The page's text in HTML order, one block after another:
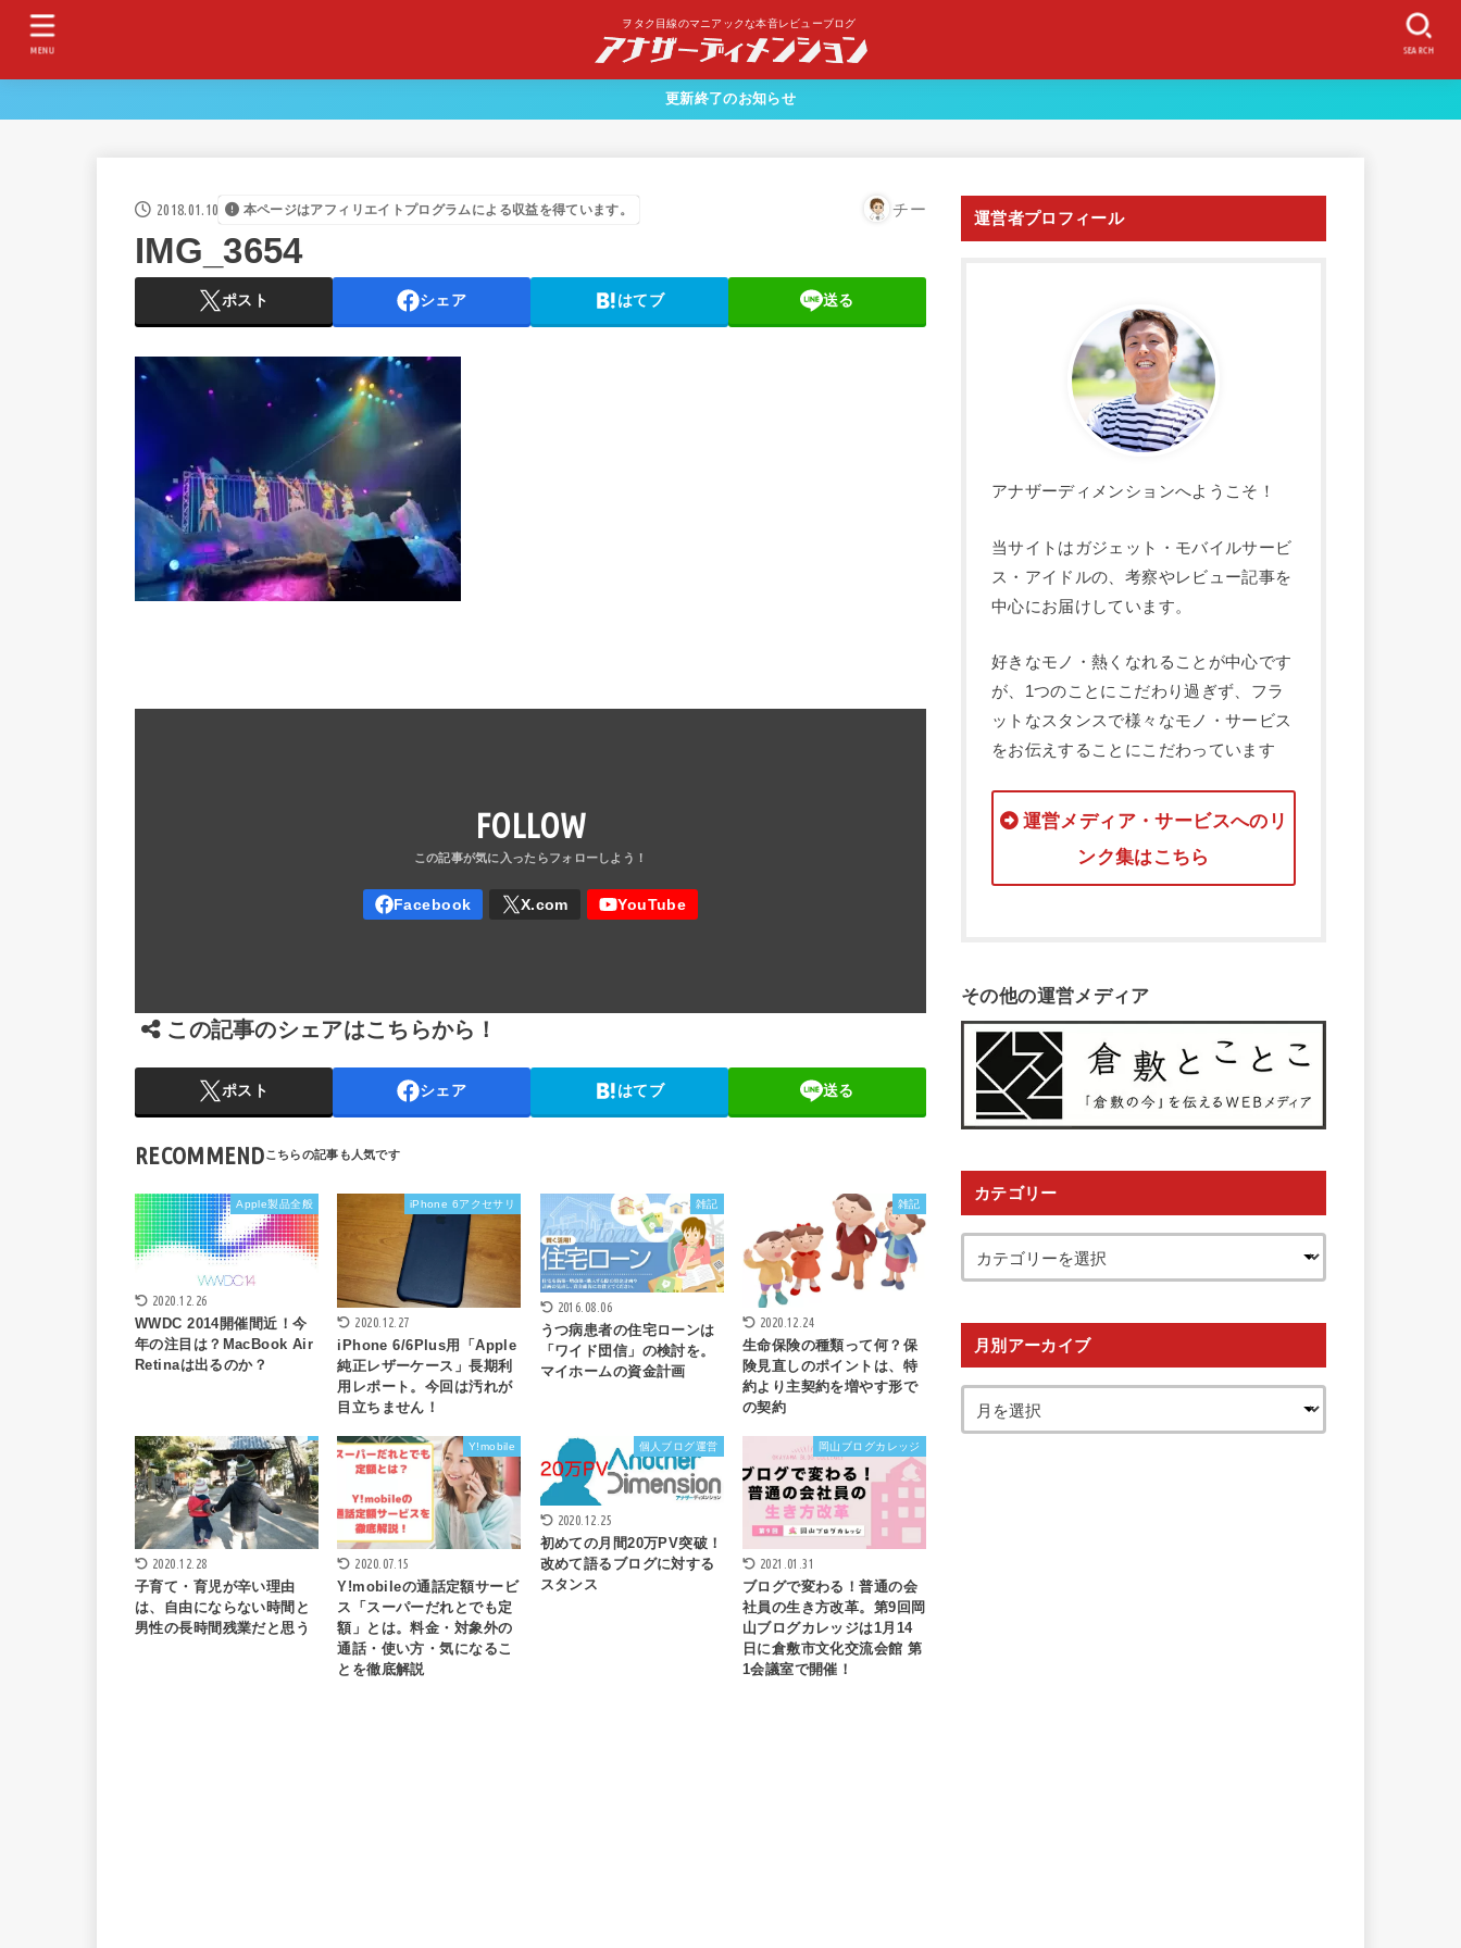
ヲタク目線のマニアックな本音レビューブログ
SEARCH
MENU
更新終了のお知らせ
2018.01.10 本ページはアフィリエイトプログラムによる収益を得ています。 チー
IMG_3654
ポスト シェア はてブ 送る
FOLLOW
この記事のシェアはこちらから！
ポスト シェア はてブ 送る
RECOMMEND
Apple製品全般
2020.12.26
WWDC 2014開催間近！今
年の注目は？MacBook Air
Retinaは出るのか？
iPhone 6アクセサリ
2020.12.27
iPhone 6/6Plus用「Apple
純正レザーケース」長期利
用レポート。今回は汚れが
目立ちません！
雑記
2016.08.06
うつ病患者の住宅ローンは
「ワイド団信」の検討を。
マイホームの資金計画
雑記
2020.12.24
生命保険の種類って何？保
険見直しのポイントは、特
約より主契約を増やす形で
の契約
2020.12.28
子育て・育児が辛い理由
は、自由にならない時間と
男性の長時間残業だと思う
Y!mobile
2020.07.15
Y!mobileの通話定額サービ
ス「スーパーだれとでも定
額」とは。料金・対象外の
通話・使い方・気になるこ
とを徹底解説
個人ブログ運営
2020.12.25
初めての月間20万PV突破！
改めて語るブログに対する
スタンス
岡山ブログカレッジ
2021.01.31
ブログで変わる！普通の会
社員の生き方改革。第9回岡
山ブログカレッジは1月14
日に倉敷市文化交流会館 第
1会議室で開催！
運営者プロフィール
アナザーディメンションへようこそ！
当サイトはガジェット・モバイルサービ
ス・アイドルの、考察やレビュー記事を
中心にお届けしています。
好きなモノ・熱くなれることが中心です
が、1つのことにこだわり過ぎず、フラ
ットなスタンスで様々なモノ・サービス
をお伝えすることにこだわっています
運営メディア・サービスへのリ
ンク集はこちら
その他の運営メディア
カテゴリー
月別アーカイブ